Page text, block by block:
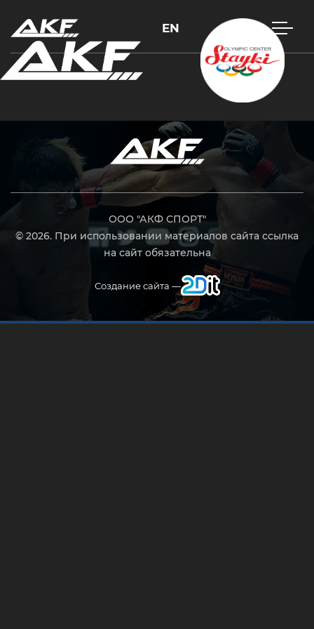
EN
ООО "АКФ СПОРТ"
© 2026. При использовании материалов сайта ссылка
на сайт обязательна
Создание сайта —
Нажмите Enter для поиска или Esc, чтобы закрыть